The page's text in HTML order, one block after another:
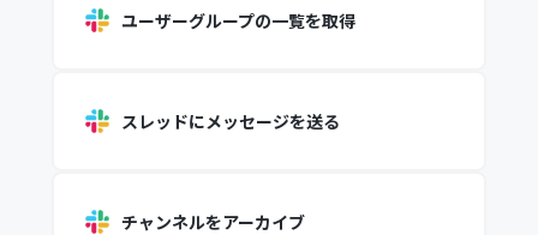
ユーザーグループの一覧を取得
スレッドにメッセージを送る
チャンネルをアーカイブ